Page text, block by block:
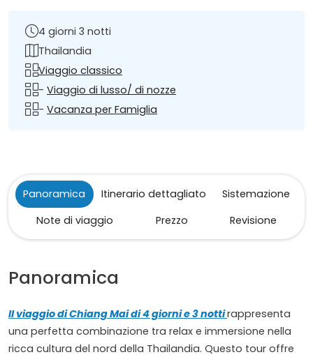
4 giorni 3 notti
Thailandia
Viaggio classico
- Viaggio di lusso/ di nozze
- Vacanza per Famiglia
Panoramica Itinerario dettagliato
Sistemazione
Note di viaggio
Prezzo Revisione
Panoramica
Il viaggio di Chiang Mai di 4 giorni e 3 nottirappresenta
una perfetta combinazione tra relax e immersione nella
ricca cultura del nord della Thailandia. Questo tour offre